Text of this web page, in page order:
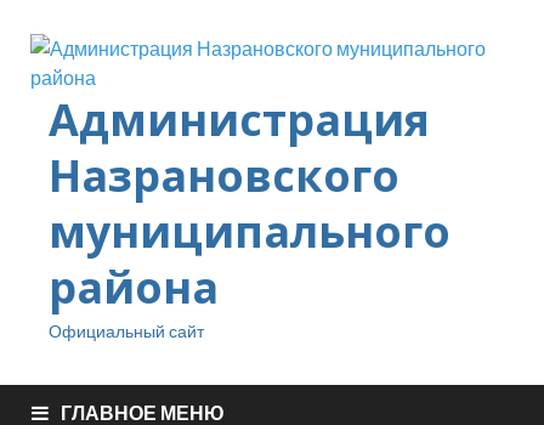
Администрация
Назрановского
муниципального
района
Официальный сайт
ГЛАВНОЕ МЕНЮ